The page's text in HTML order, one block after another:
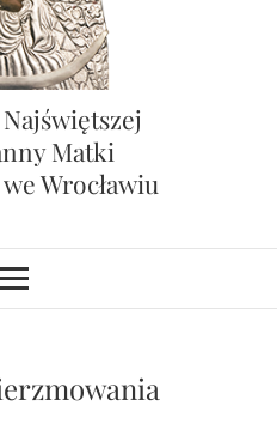
Matki
Wrocławiu